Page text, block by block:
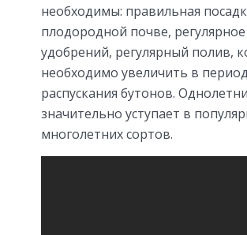
необходимы: правильная
плодородной почве,
удобрений, регулярный полив,
необходимо увеличить в период
распускания бутонов.
значительно уступает в
многолетних сортов.